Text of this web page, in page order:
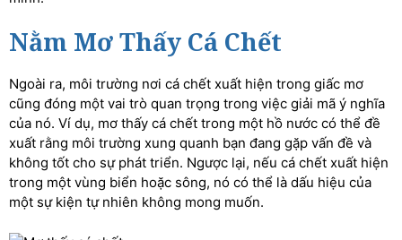
Nằm Mơ Thấy Cá Chết
Ngoài ra, môi trường nơi cá chết xuất hiện trong giấc mơ
cũng đóng một vai trò quan trọng trong việc giải mã ý nghĩa
của nó. Ví dụ, mơ thấy cá chết trong một hồ nước có thể đề
xuất rằng môi trường xung quanh bạn đang gặp vấn đề và
không tốt cho sự phát triển. Ngược lại, nếu cá chết xuất hiện
trong một vùng biển hoặc sông, nó có thể là dấu hiệu của
một sự kiện tự nhiên không mong muốn.